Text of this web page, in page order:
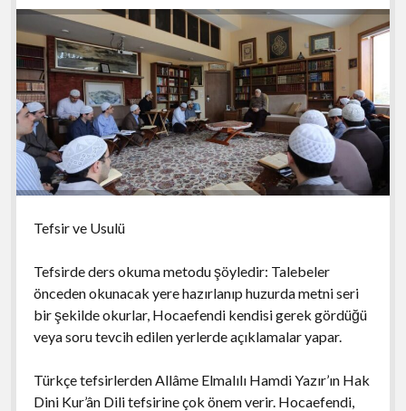
Tefsir ve Usulü
Tefsirde ders okuma metodu şöyledir: Talebeler
önceden okunacak yere hazırlanıp huzurda metni seri
bir şekilde okurlar, Hocaefendi kendisi gerek gördüğü
veya soru tevcih edilen yerlerde açıklamalar yapar.
Türkçe tefsirlerden Allâme Elmalılı Hamdi Yazır’ın Hak
Dini Kur’ân Dili tefsirine çok önem verir. Hocaefendi,